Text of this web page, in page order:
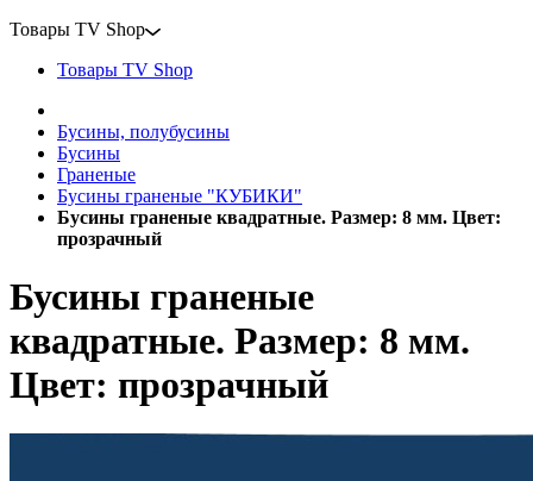
Товары TV Shop
Товары TV Shop
Бусины, полубусины
Бусины
Граненые
Бусины граненые "КУБИКИ"
Бусины граненые квадратные. Размер: 8 мм. Цвет:
прозрачный
Бусины граненые
квадратные. Размер: 8 мм.
Цвет: прозрачный